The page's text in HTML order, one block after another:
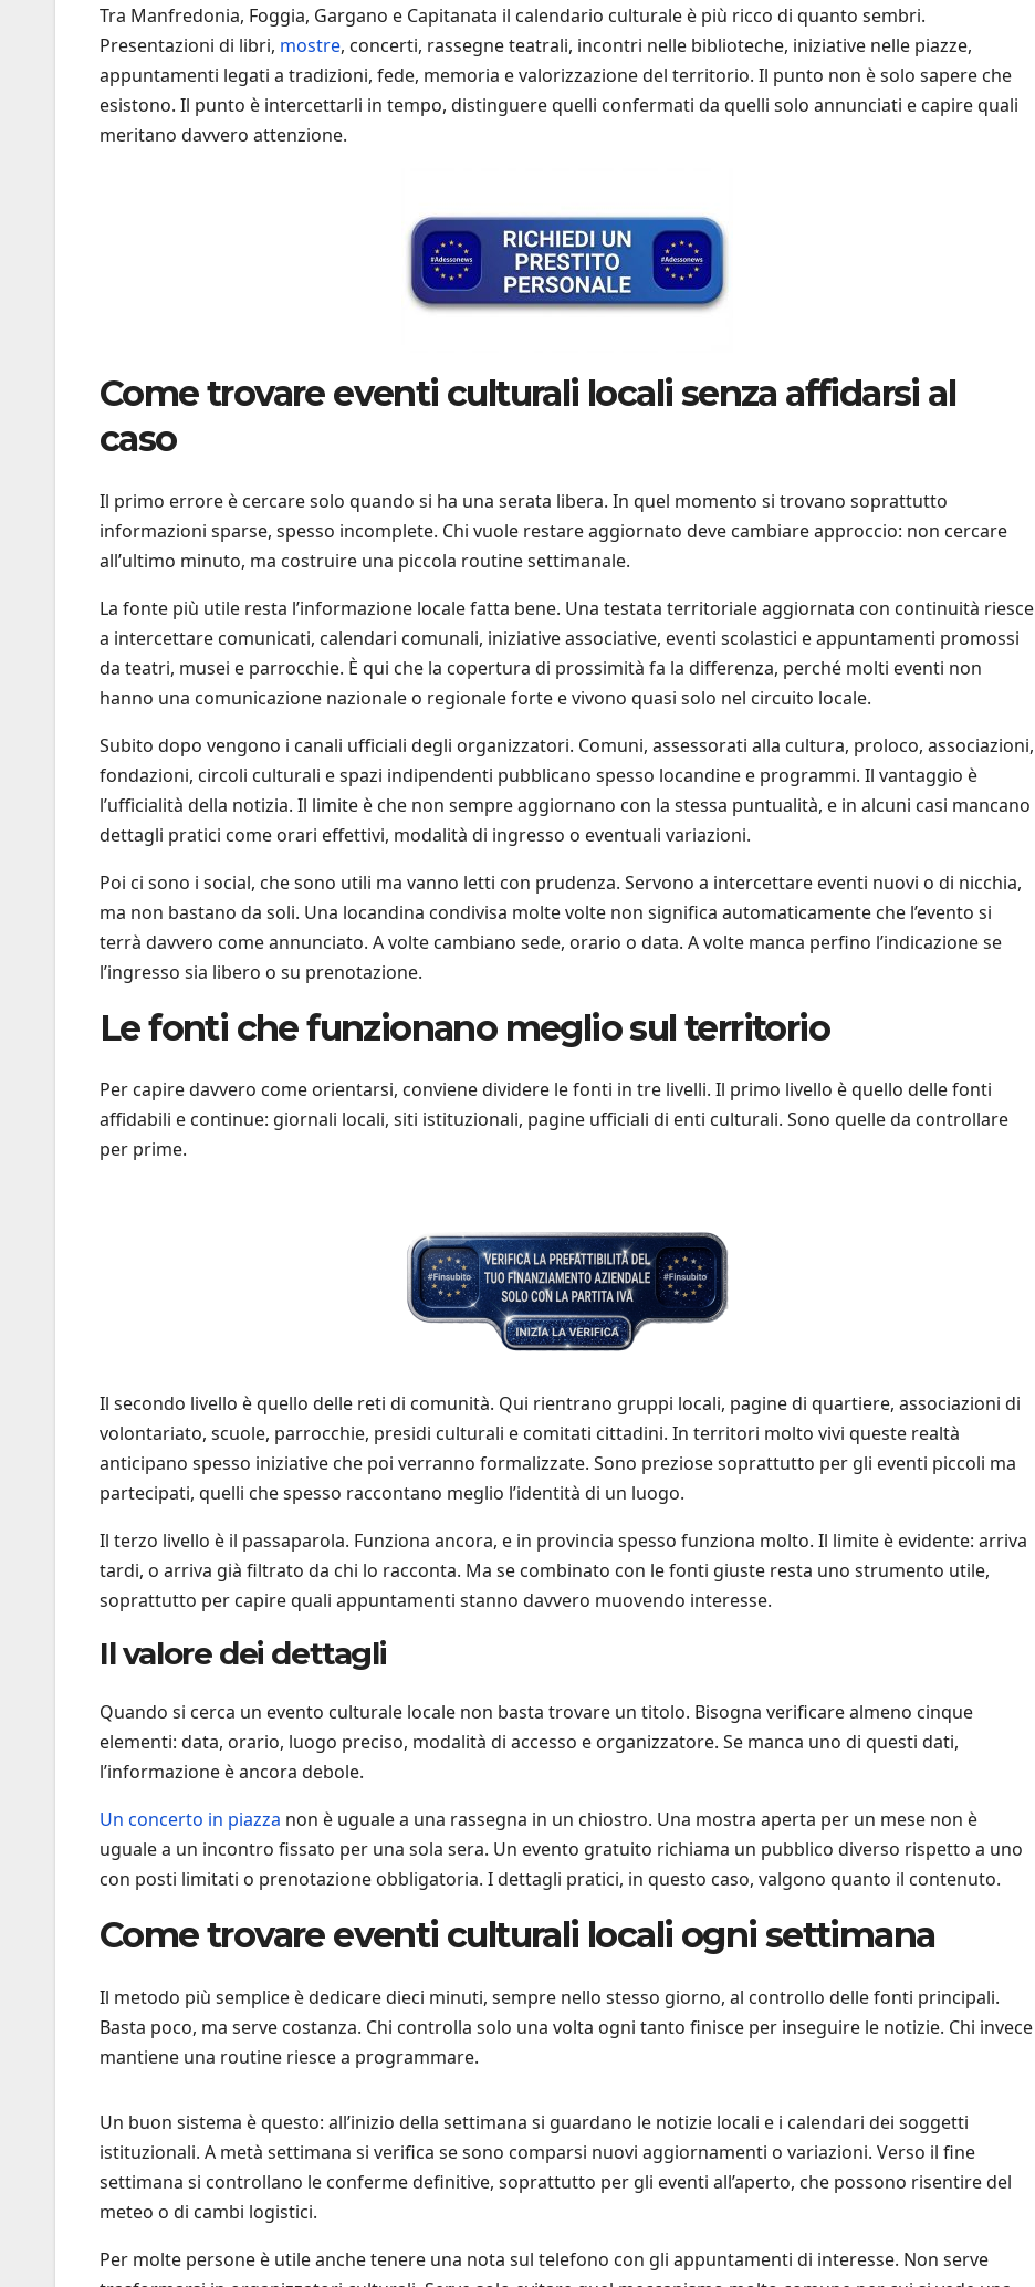
Tra Manfredonia, Foggia, Gargano e Capitanata il calendario culturale è più ricco di quanto sembri.
Presentazioni di libri, mostre, concerti, rassegne teatrali, incontri nelle biblioteche, iniziative nelle piazze,
appuntamenti legati a tradizioni, fede, memoria e valorizzazione del territorio. Il punto non è solo sapere che
esistono. Il punto è intercettarli in tempo, distinguere quelli confermati da quelli solo annunciati e capire quali
meritano davvero attenzione.
Come trovare eventi culturali locali senza affidarsi al
caso
Il primo errore è cercare solo quando si ha una serata libera. In quel momento si trovano soprattutto
informazioni sparse, spesso incomplete. Chi vuole restare aggiornato deve cambiare approccio: non cercare
all’ultimo minuto, ma costruire una piccola routine settimanale.
La fonte più utile resta l’informazione locale fatta bene. Una testata territoriale aggiornata con continuità riesce
a intercettare comunicati, calendari comunali, iniziative associative, eventi scolastici e appuntamenti promossi
da teatri, musei e parrocchie. È qui che la copertura di prossimità fa la differenza, perché molti eventi non
hanno una comunicazione nazionale o regionale forte e vivono quasi solo nel circuito locale.
Subito dopo vengono i canali ufficiali degli organizzatori. Comuni, assessorati alla cultura, proloco, associazioni,
fondazioni, circoli culturali e spazi indipendenti pubblicano spesso locandine e programmi. Il vantaggio è
l’ufficialità della notizia. Il limite è che non sempre aggiornano con la stessa puntualità, e in alcuni casi mancano
dettagli pratici come orari effettivi, modalità di ingresso o eventuali variazioni.
Poi ci sono i social, che sono utili ma vanno letti con prudenza. Servono a intercettare eventi nuovi o di nicchia,
ma non bastano da soli. Una locandina condivisa molte volte non significa automaticamente che l’evento si
terrà davvero come annunciato. A volte cambiano sede, orario o data. A volte manca perfino l’indicazione se
l’ingresso sia libero o su prenotazione.
Le fonti che funzionano meglio sul territorio
Per capire davvero come orientarsi, conviene dividere le fonti in tre livelli. Il primo livello è quello delle fonti
affidabili e continue: giornali locali, siti istituzionali, pagine ufficiali di enti culturali. Sono quelle da controllare
per prime.
Il secondo livello è quello delle reti di comunità. Qui rientrano gruppi locali, pagine di quartiere, associazioni di
volontariato, scuole, parrocchie, presidi culturali e comitati cittadini. In territori molto vivi queste realtà
anticipano spesso iniziative che poi verranno formalizzate. Sono preziose soprattutto per gli eventi piccoli ma
partecipati, quelli che spesso raccontano meglio l’identità di un luogo.
Il terzo livello è il passaparola. Funziona ancora, e in provincia spesso funziona molto. Il limite è evidente: arriva
tardi, o arriva già filtrato da chi lo racconta. Ma se combinato con le fonti giuste resta uno strumento utile,
soprattutto per capire quali appuntamenti stanno davvero muovendo interesse.
Il valore dei dettagli
Quando si cerca un evento culturale locale non basta trovare un titolo. Bisogna verificare almeno cinque
elementi: data, orario, luogo preciso, modalità di accesso e organizzatore. Se manca uno di questi dati,
l’informazione è ancora debole.
Un concerto in piazza non è uguale a una rassegna in un chiostro. Una mostra aperta per un mese non è
uguale a un incontro fissato per una sola sera. Un evento gratuito richiama un pubblico diverso rispetto a uno
con posti limitati o prenotazione obbligatoria. I dettagli pratici, in questo caso, valgono quanto il contenuto.
Come trovare eventi culturali locali ogni settimana
Il metodo più semplice è dedicare dieci minuti, sempre nello stesso giorno, al controllo delle fonti principali.
Basta poco, ma serve costanza. Chi controlla solo una volta ogni tanto finisce per inseguire le notizie. Chi invece
mantiene una routine riesce a programmare.
Un buon sistema è questo: all’inizio della settimana si guardano le notizie locali e i calendari dei soggetti
istituzionali. A metà settimana si verifica se sono comparsi nuovi aggiornamenti o variazioni. Verso il fine
settimana si controllano le conferme definitive, soprattutto per gli eventi all’aperto, che possono risentire del
meteo o di cambi logistici.
Per molte persone è utile anche tenere una nota sul telefono con gli appuntamenti di interesse. Non serve